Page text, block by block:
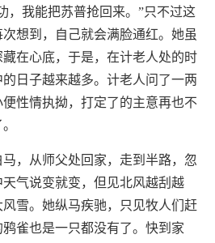
，我能把苏普抢回来。”只不过这
想到，自己就会满脸通红。她虽
在心底，于是，在计老人处的时
日子越来越多。计老人问了一两
性情执拗，打定了的主意再也不
，从师父处回家，走到半路，忽
气说变就变，但见北风越刮越
雪。她纵马疾驰，只见牧人们赶
雀也是一只都没有了。快到家